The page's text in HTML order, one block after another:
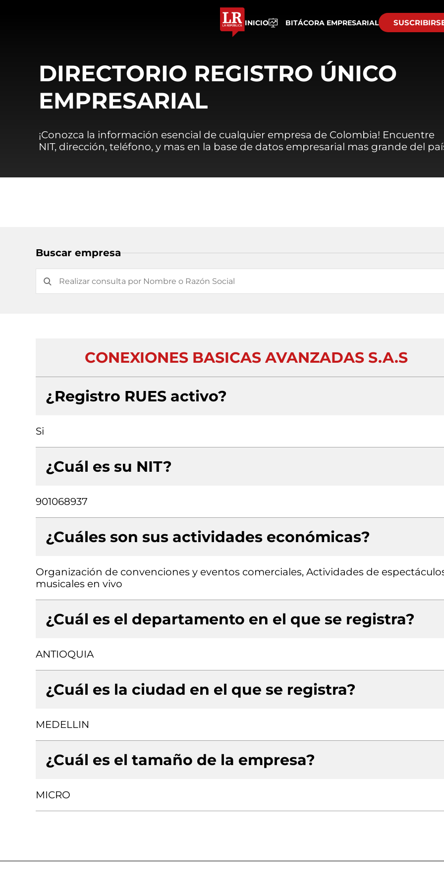
INICIO BITÁCORA EMPRESARIAL
DIRECTORIO REGISTRO ÚNICO
EMPRESARIAL
¡Conozca la información esencial de cualquier empresa de Colombia! Encuentre
NIT, dirección, teléfono, y mas en la base de datos empresarial mas grande del
Buscar empresa
CONEXIONES BASICAS AVANZADAS S.A.S
¿Registro RUES activo?
Si
¿Cuál es su NIT?
901068937
¿Cuáles son sus actividades económicas?
Organización de convenciones y eventos comerciales, Actividades de
musicales en vivo
¿Cuál es el departamento en el que se registra?
ANTIOQUIA
¿Cuál es la ciudad en el que se registra?
MEDELLIN
¿Cuál es el tamaño de la empresa?
MICRO